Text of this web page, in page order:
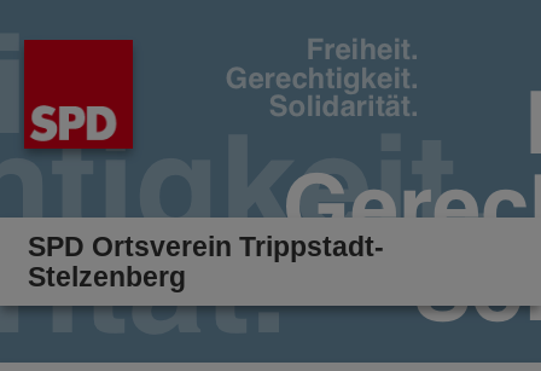
SPD Ortsverein Trippstadt-
Stelzenberg